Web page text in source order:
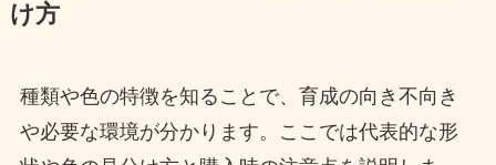
け方
種類や色の特徴を知ることで、育成の向き不向き
や必要な環境が分かります。ここでは代表的な形